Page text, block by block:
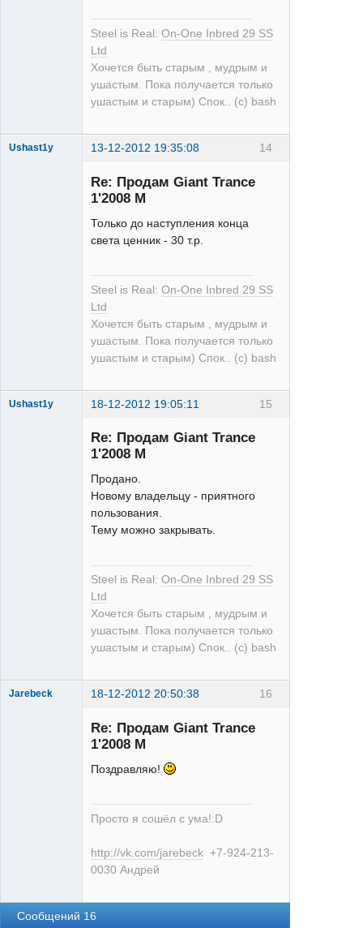
Steel is Real: On-One Inbred 29 SS
Ltd
Хочется быть старым , мудрым и
ушастым. Пока получается только
ушастым и старым) Спок.. (с) bash
14
Ushast1y 13-12-2012 19:35:08
Re: Продам Giant Trance
1'2008 M
Только до наступления конца
света ценник - 30 т.р.
Steel is Real: On-One Inbred 29 SS
Ltd
Хочется быть старым , мудрым и
ушастым. Пока получается только
ушастым и старым) Спок.. (с) bash
15
Ushast1y 18-12-2012 19:05:11
Re: Продам Giant Trance
1'2008 M
Продано.
Новому владельцу - приятного
пользования.
Тему можно закрывать.
Steel is Real: On-One Inbred 29 SS
Ltd
Хочется быть старым , мудрым и
ушастым. Пока получается только
ушастым и старым) Спок.. (с) bash
16
Jarebeck 18-12-2012 20:50:38
Re: Продам Giant Trance
1'2008 M
Поздравляю!
Просто я сошёл с ума!:D
http://vk.com/jarebeck +7-924-213-
0030 Андрей
Сообщений 16